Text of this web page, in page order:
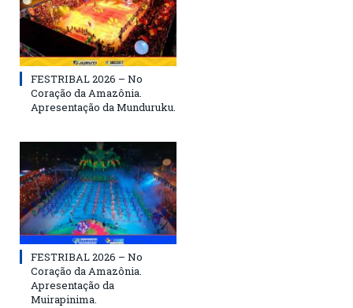
FESTRIBAL 2026 – No
Coração da Amazônia.
Apresentação da Munduruku.
FESTRIBAL 2026 – No
Coração da Amazônia.
Apresentação da
Muirapinima.